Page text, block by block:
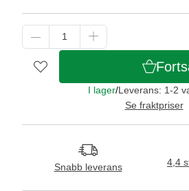
I lager/Leverans: 1-2
Se fraktpriser
Snabb leverans 4,4